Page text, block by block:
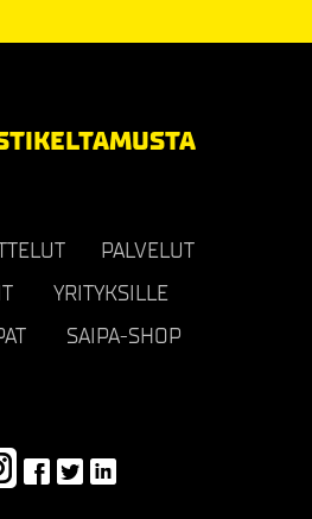
PALVELUT
YRITYKSILLE
SAIPA-SHOP